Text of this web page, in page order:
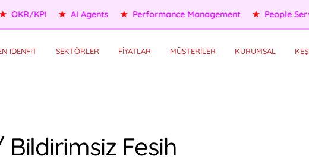
★ People Services Self HR Services ★ OKR/KPI ★ AI Agents
IDENFIT SEKTÖRLER FİYATLAR MÜŞTERİLER KURUMSAL
Fesih